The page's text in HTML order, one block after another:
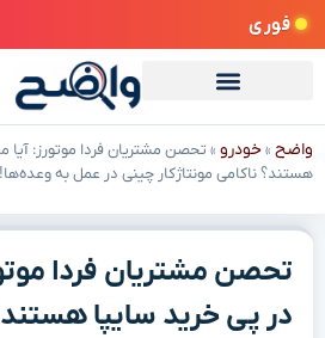
فوری
واضح » خودرو » تحصن مشتریان فردا موتورز: آیا
هستند؟ ناکامی مونتاژکار چینی در عمل به وعده‌ها!
تحصن مشتریان فردا
در پی خرید سایپا